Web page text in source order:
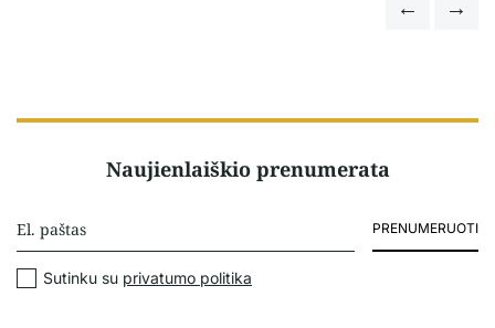
Naujienlaiškio prenumerata
PRENUMERUOTI
Sutinku su privatumo politika